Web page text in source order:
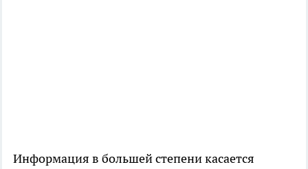
Информация в большей степени касается